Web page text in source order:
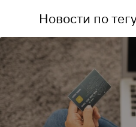
Новости по